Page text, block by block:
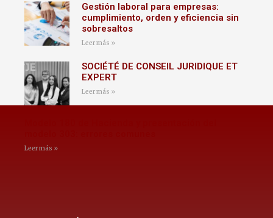
Gestión laboral para empresas:
cumplimiento, orden y eficiencia sin
sobresaltos
Leer más »
SOCIÉTÉ DE CONSEIL JURIDIQUE ET
EXPERT
Leer más »
Leer más »